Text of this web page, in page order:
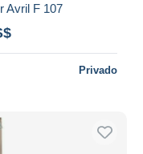
Avril F 107
Privado